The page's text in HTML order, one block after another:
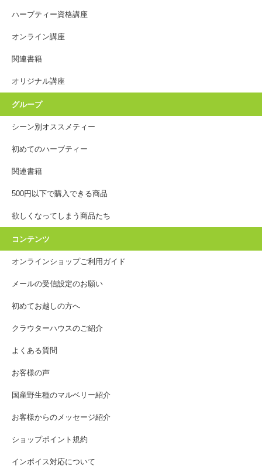
ハーブティー資格講座
オンライン講座
関連書籍
オリジナル講座
グループ
シーン別オススメティー
初めてのハーブティー
関連書籍
500円以下で購入できる商品
欲しくなってしまう商品たち
コンテンツ
オンラインショップご利用ガイド
メールの受信設定のお願い
初めてお越しの方へ
クラウターハウスのご紹介
よくある質問
お客様の声
国産野生種のマルベリー紹介
お客様からのメッセージ紹介
ショップポイント規約
インボイス対応について